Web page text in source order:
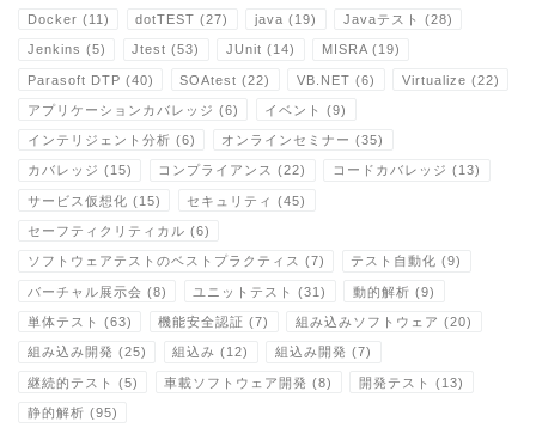
Docker (11) dotTEST (27) java (19) Javaテスト (28)
Jenkins (5) Jtest (53) JUnit (14) MISRA(19)
Parasoft DTP (40) SOAtest (22) VB.NET (6) Virtualize (22)
アプリケーションカバレッジ (6) イベント (9)
インテリジェント分析 (6) オンラインセミナー (35)
カバレッジ (15) コンプライアンス (22) コードカバレッジ (13)
サービス仮想化 (15) セキュリティ (45)
セーフティクリティカル (6)
ソフトウェアテストのベストプラクティス (7) テスト自動化 (9)
バーチャル展示会 (8) ユニットテスト (31) 動的解析 (9)
単体テスト (63) 機能安全認証 (7) 組み込みソフトウェア (20)
組み込み開発 (25) 組込み (12) 組込み開発 (7)
継続的テスト (5) 車載ソフトウェア開発 (8) 開発テスト (13)
静的解析 (95)